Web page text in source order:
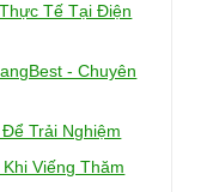
Tế Tại Điện
- Chuyên
Trải Nghiệm
Viếng Thăm